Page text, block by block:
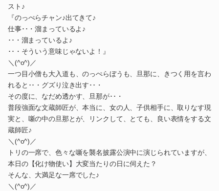
スト♪
『のっぺらチャン♪出てきて♪
仕事･･・溜まっているよ♪
･･・溜まっているよ♪
･･・そういう意味じゃないよ！』
＼(^o^)／
一つ目小僧も大入道も、のっぺらぼうも、旦那に、きつく用を言わ
れると･･・グズり泣き出す･･・
その度に、なだめ透かす、旦那が･･・
普段強面な文蔵師匠が、本当に、女の人、子供相手に、取りなす現
実と、噺の中の旦那とが、リンクして、とても、良い表情をする文
蔵師匠♪
＼(^o^)／
トリの一席で、色々な噺を襲名披露公演中に演じられていますが、
本日の【化け物使い】大変当たりの日に伺えた？
そんな、大満足な一席でした♪
＼(^o^)／